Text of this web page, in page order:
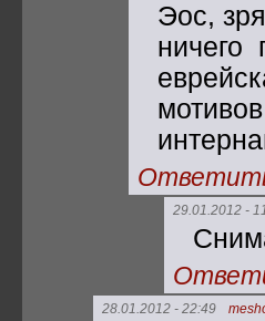
Эос,
ничего
29.01.2012 -
28.01.2012 - 22:49